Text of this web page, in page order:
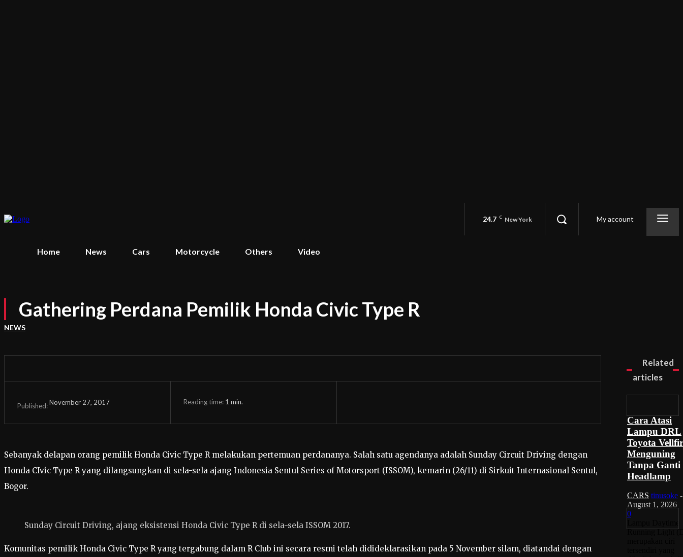
24.7 C New York My account
Home News Cars Motorcycle Others Video
Gathering Perdana Pemilik Honda Civic Type R
NEWS
Published:November 27, 2017 Reading time: 1 min.
Sebanyak delapan orang pemilik Honda Civic Type R melakukan pertemuan perdananya. Salah satu agendanya adalah Sunday Circuit Driving dengan
Honda CIvic Type R yang dilangsungkan di sela-sela ajang Indonesia Sentul Series of Motorsport (ISSOM), kemarin (26/11) di Sirkuit Internasional Sentul,
Bogor.
Sunday Circuit Driving, ajang eksistensi Honda Civic Type R di sela-sela ISSOM 2017.
Komunitas pemilik Honda Civic Type R yang tergabung dalam R Club ini secara resmi telah didideklarasikan pada 5 November silam, diatandai dengan
Related
articles
Cara Atasi
Lampu DRL
Toyota
Menguning
Tanpa Ganti
Headlamp
CARS tinusoke -
August 1, 2026
0
Running Light